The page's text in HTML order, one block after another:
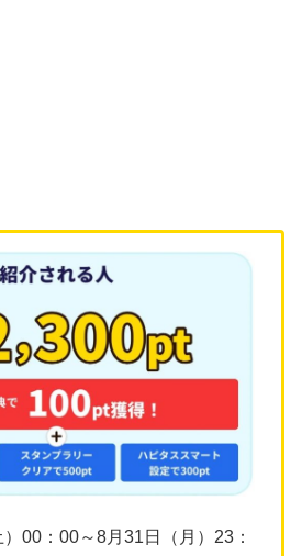
00：00～8月31日（月）23：